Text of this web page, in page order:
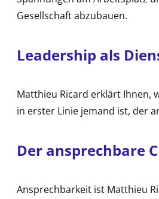
Gesellschaft abzubauen.
Leadership als
Matthieu Ricard erklärt Ihnen,
in erster Linie jemand ist, der
Der ansprechbare
Ansprechbarkeit ist Matthieu